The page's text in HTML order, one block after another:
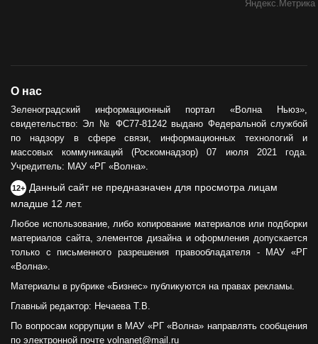
Сила тыла
30.05.2024
О нас
Зеленоградский информационный портал «Волна Ньюз»,
свидетельство: Эл № ФС77-81242 выдано Федеральной службой
по надзору в сфере связи, информационных технологий и
массовых коммуникаций (Роскомнадзор) 07 июля 2021 года.
Учредитель: МАУ «РГ «Волна».
12+ Данный сайт не предназначен для просмотра лицам
младше 12 лет.
Любое использование, либо копирование материалов или подборки
материалов сайта, элементов дизайна и оформления допускается
только с письменного разрешения правообладателя - МАУ «РГ
«Волна».
Материалы в рубрике «Бизнес» публикуются на правах рекламы.
Главный редактор: Нечаева Т.В.
По вопросам коррупции в МАУ «РГ «Волна» направлять сообщения
по электронной почте volnanet@mail.ru